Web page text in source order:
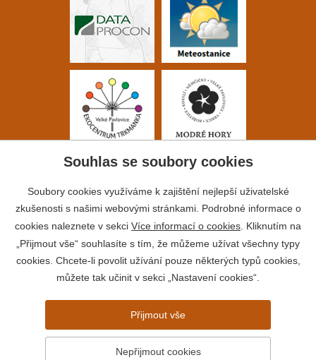
© 2026 Město Velké Pavlovice
Prohlášení o přístupnosti
Souhlas se soubory cookies
Soubory cookies využíváme k zajištění nejlepší uživatelské
zkušenosti s našimi webovými stránkami. Podrobné informace o
cookies naleznete v sekci Více informací o cookies . Kliknutím na
„Přijmout vše“ souhlasíte s tím, že můžeme užívat všechny typy
cookies. Chcete-li povolit užívání pouze některých typů cookies,
můžete tak učinit v sekci „Nastavení cookies“.
Přijmout vše
Nepřijmout cookies